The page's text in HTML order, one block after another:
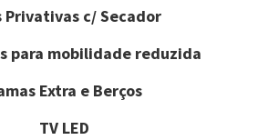
Privativas c/ Secador
para mobilidade reduzida
Extra e Berços
TV LED